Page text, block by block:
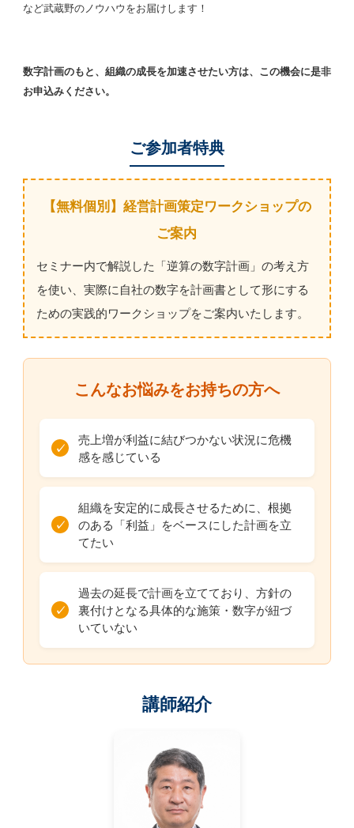
など武蔵野のノウハウをお届けします！
数字計画のもと、組織の成長を加速させたい方は、この機会に是非
お申込みください。
ご参加者特典
【無料個別】経営計画策定ワークショップの
ご案内
セミナー内で解説した「逆算の数字計画」の考え方
を使い、実際に自社の数字を計画書として形にする
ための実践的ワークショップをご案内いたします。
こんなお悩みをお持ちの方へ
✓
売上増が利益に結びつかない状況に危機
感を感じている
✓
組織を安定的に成長させるために、根拠
のある「利益」をベースにした計画を立
てたい
✓
過去の延長で計画を立てており、方針の
裏付けとなる具体的な施策・数字が紐づ
いていない
講師紹介